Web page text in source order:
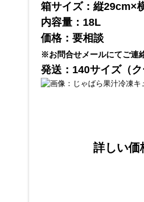
箱サイズ：縦29cm×
内容量：18L
価格：要相談
※お問合せメールにてご連
発送：140サイズ（ク
詳しい価